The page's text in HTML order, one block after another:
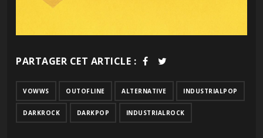
PARTAGER CET ARTICLE :
VOWWS OUTOFLINE ALTERNATIVE INDUSTRIALPOP
DARKROCK DARKPOP INDUSTRIALROCK